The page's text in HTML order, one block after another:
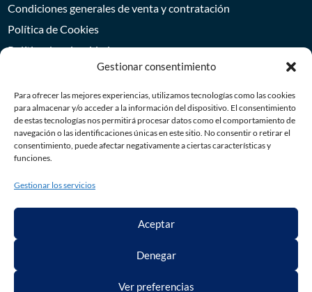
Gestionar consentimiento
Para ofrecer las mejores experiencias, utilizamos tecnologías como las cookies
para almacenar y/o acceder a la información del dispositivo. El consentimiento
de estas tecnologías nos permitirá procesar datos como el comportamiento de
navegación o las identificaciones únicas en este sitio. No consentir o retirar el
consentimiento, puede afectar negativamente a ciertas características y
funciones.
Gestionar los servicios
Aceptar
Denegar
Ver preferencias
Condiciones generales de venta y contratación
Política de Cookies
Política de privacidad
Este sitio está protegido por reCAPTCHA y Google Política de privacidad y